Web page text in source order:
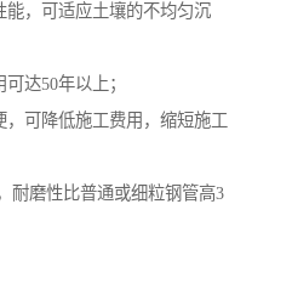
能，可适应土壤的不均匀沉
达50年以上；
可降低施工费用，缩短施工
耐磨性比普通或细粒钢管高3